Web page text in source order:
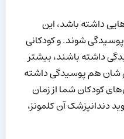
داشته باشد، این
شوند. و کودکانی
داشته باشند، بیشتر
شان هم پوسیدگی داشته
کودکان شما از زمان
دندانپزشک آن کلمونز،